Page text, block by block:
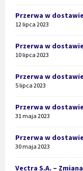
Przerwa w dostawie
12 lipca 2023
Przerwa w dostawie
10 lipca 2023
Przerwa w dostawie
5 lipca 2023
Przerwa w dostawie
31 maja 2023
Przerwa w dostawie
30 maja 2023
Vectra S.A. –